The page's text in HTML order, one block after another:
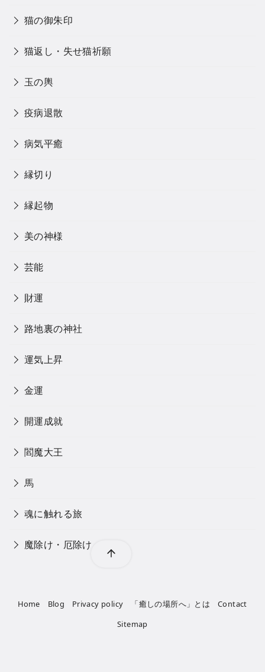
猫の御朱印
猫返し・失せ猫祈願
玉の輿
疫病退散
病気平癒
縁切り
縁起物
美の神様
芸能
財運
路地裏の神社
運気上昇
金運
開運成就
閻魔大王
馬
魂に触れる旅
魔除け・厄除け
Home Blog Privacy policy 「癒しの場所へ」とは
Contact
Sitemap